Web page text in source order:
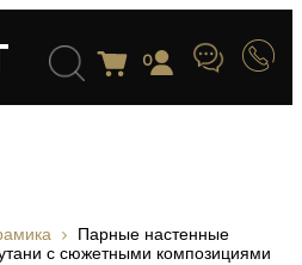
0
Парные настенные
с сюжетными композициями